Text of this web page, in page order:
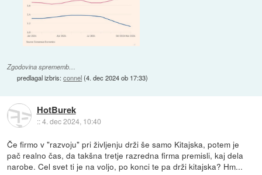
Zgodovina sprememb…
predlagal izbris:connel(4. dec 2024 ob 17:33)
HotBurek
::4. dec 2024, 10:40
Če firmo v "razvoju" pri življenju drži še samo Kitajska, potem je
pač realno čas, da takšna tretje razredna firma premisli, kaj dela
narobe. Cel svet ti je na voljo, po konci te pa drži kitajska? Hm...